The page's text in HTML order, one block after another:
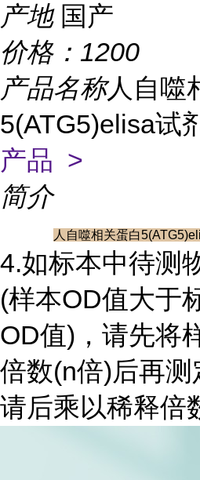
产地 国产
价格： 1200
产品名称人自噬
5(ATG5)elisa试
产品 >
简介
人自噬相关蛋白
4.如标本中待测
(样本OD值大于
OD值)，请先将
倍数(n倍)后再
请后乘以稀释倍